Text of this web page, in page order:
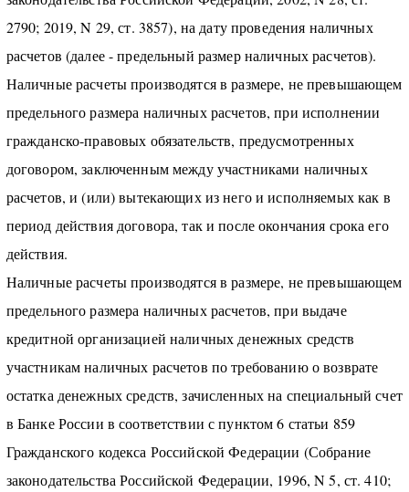
2790; 2019, N 29, ст. 3857), на дату проведения наличных
расчетов (далее - предельный размер наличных расчетов).
Наличные расчеты производятся в размере, не превышающем
предельного размера наличных расчетов, при исполнении
гражданско-правовых обязательств, предусмотренных
договором, заключенным между участниками наличных
расчетов, и (или) вытекающих из него и исполняемых как в
период действия договора, так и после окончания срока его
действия.
Наличные расчеты производятся в размере, не превышающем
предельного размера наличных расчетов, при выдаче
кредитной организацией наличных денежных средств
участникам наличных расчетов по требованию о возврате
остатка денежных средств, зачисленных на специальный счет
в Банке России в соответствии с пунктом 6 статьи 859
Гражданского кодекса Российской Федерации (Собрание
законодательства Российской Федерации, 1996, N 5, ст. 410;